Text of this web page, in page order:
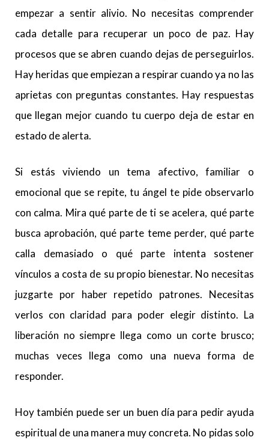
empezar a sentir alivio. No necesitas comprender
cada detalle para recuperar un poco de paz. Hay
procesos que se abren cuando dejas de perseguirlos.
Hay heridas que empiezan a respirar cuando ya no las
aprietas con preguntas constantes. Hay respuestas
que llegan mejor cuando tu cuerpo deja de estar en
estado de alerta.
Si estás viviendo un tema afectivo, familiar o
emocional que se repite, tu ángel te pide observarlo
con calma. Mira qué parte de ti se acelera, qué parte
busca aprobación, qué parte teme perder, qué parte
calla demasiado o qué parte intenta sostener
vínculos a costa de su propio bienestar. No necesitas
juzgarte por haber repetido patrones. Necesitas
verlos con claridad para poder elegir distinto. La
liberación no siempre llega como un corte brusco;
muchas veces llega como una nueva forma de
responder.
Hoy también puede ser un buen día para pedir ayuda
espiritual de una manera muy concreta. No pidas solo